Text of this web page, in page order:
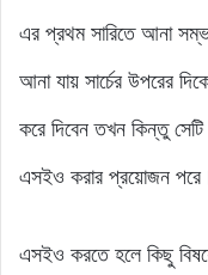
এর প্রথম সারিতে আনা
আনা যায় সার্চের উপরের
করে দিবেন তখন কিন্তু
এসইও করার প্রয়োজন
এসইও করতে হলে কিছু